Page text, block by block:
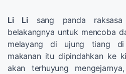
Li Li sang panda
belakangnya untuk mencoba
melayang di ujung tiang
makanan itu dipindahkan ke
akan terhuyung